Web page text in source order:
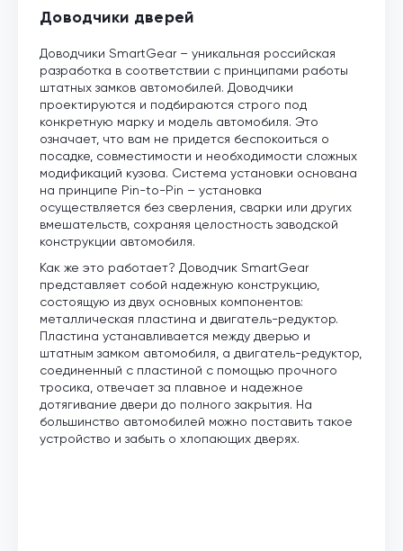
Доводчики дверей
Доводчики SmartGear – уникальная российская
разработка в соответствии с принципами работы
штатных замков автомобилей. Доводчики
проектируются и подбираются строго под
конкретную марку и модель автомобиля. Это
означает, что вам не придется беспокоиться о
посадке, совместимости и необходимости сложных
модификаций кузова. Система установки основана
на принципе Pin-to-Pin – установка
осуществляется без сверления, сварки или других
вмешательств, сохраняя целостность заводской
конструкции автомобиля.
Как же это работает? Доводчик SmartGear
представляет собой надежную конструкцию,
состоящую из двух основных компонентов:
металлическая пластина и двигатель-редуктор.
Пластина устанавливается между дверью и
штатным замком автомобиля, а двигатель-редуктор,
соединенный с пластиной с помощью прочного
тросика, отвечает за плавное и надежное
дотягивание двери до полного закрытия. На
большинство автомобилей можно поставить такое
устройство и забыть о хлопающих дверях.